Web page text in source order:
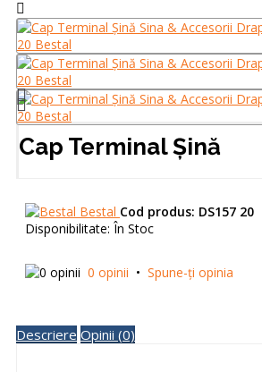
Cap Terminal Șină
Bestal Cod produs: DS157 20
Disponibilitate: În Stoc
0 opinii • Spune-ţi opinia
Descriere Opinii (0)